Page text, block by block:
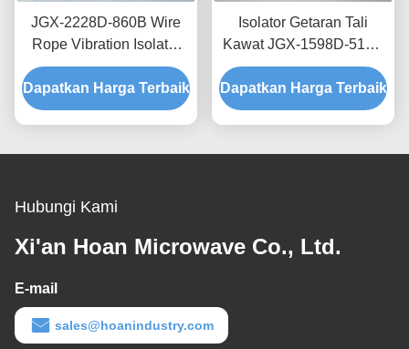
JGX-2228D-860B Wire
Rope Vibration Isolator
Rapid Prototyping Quick
Assembly Disesuaikan
Shock Mount
Dapatkan Harga Terbaik
Isolator Getaran Tali
Kawat JGX-1598D-515B
Menyediakan Kapasitas
Beban Terukur dan
Isolasi Kebisingan yang
Dapatkan Harga Terbaik
Hubungi Kami
Xi'an Hoan Microwave Co., Ltd.
E-mail
sales@hoanindustry.com